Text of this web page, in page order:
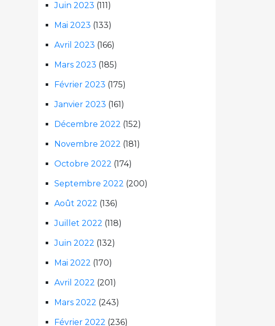
Juin 2023 (111)
Mai 2023 (133)
Avril 2023 (166)
Mars 2023 (185)
Février 2023 (175)
Janvier 2023 (161)
Décembre 2022 (152)
Novembre 2022 (181)
Octobre 2022 (174)
Septembre 2022 (200)
Août 2022 (136)
Juillet 2022 (118)
Juin 2022 (132)
Mai 2022 (170)
Avril 2022 (201)
Mars 2022 (243)
Février 2022 (236)